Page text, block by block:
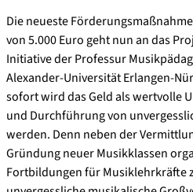
Die neueste
von 5.000 Euro geht nun an das
Initiative der Professur
Alexander-Universität Erlangen-
sofort wird das Geld als wertvolle
und Durchführung von
werden. Denn neben der
Gründung neuer Musikklassen
Fortbildungen für Musiklehrkräfte